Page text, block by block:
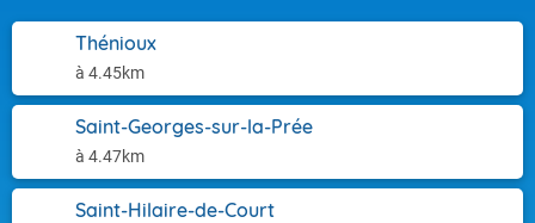
Thénioux
à 4.45km
Saint-Georges-sur-la-Prée
à 4.47km
Saint-Hilaire-de-Court